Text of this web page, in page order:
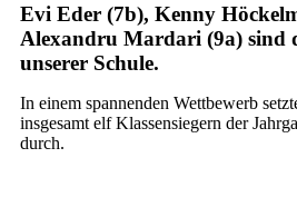
Evi Eder (7b), Kenny
Alexandru Mardari (9a) sind
unserer Schule.
In einem spannenden Wettbewerb
insgesamt elf Klassensiegern der
durch.